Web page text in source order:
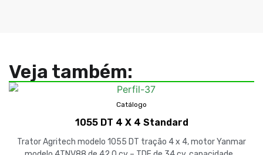
Veja também:
Catálogo
1055 DT 4 X 4 Standard
Trator Agritech modelo 1055 DT tração 4 x 4, motor Yanmar